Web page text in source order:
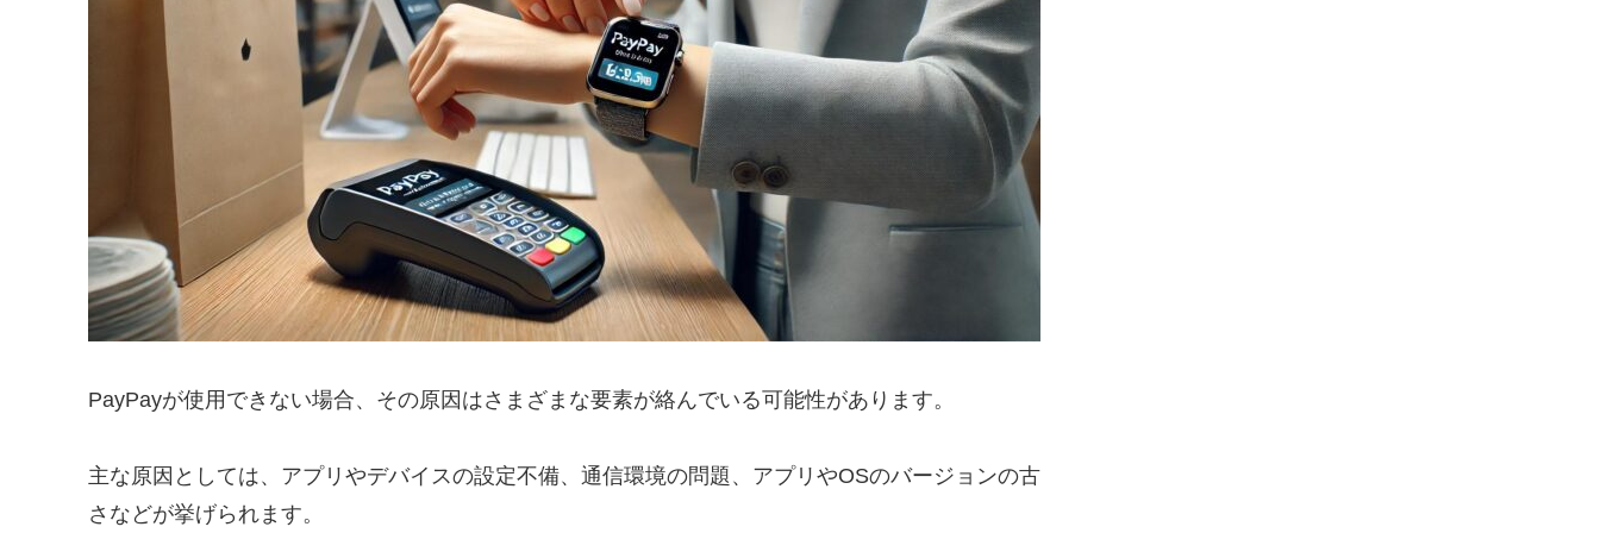
PayPayが使用できない場合、その原因はさまざまな要素が絡んでいる可能性があります。
主な原因としては、アプリやデバイスの設定不備、通信環境の問題、アプリやOSのバージョンの古
さなどが挙げられます。